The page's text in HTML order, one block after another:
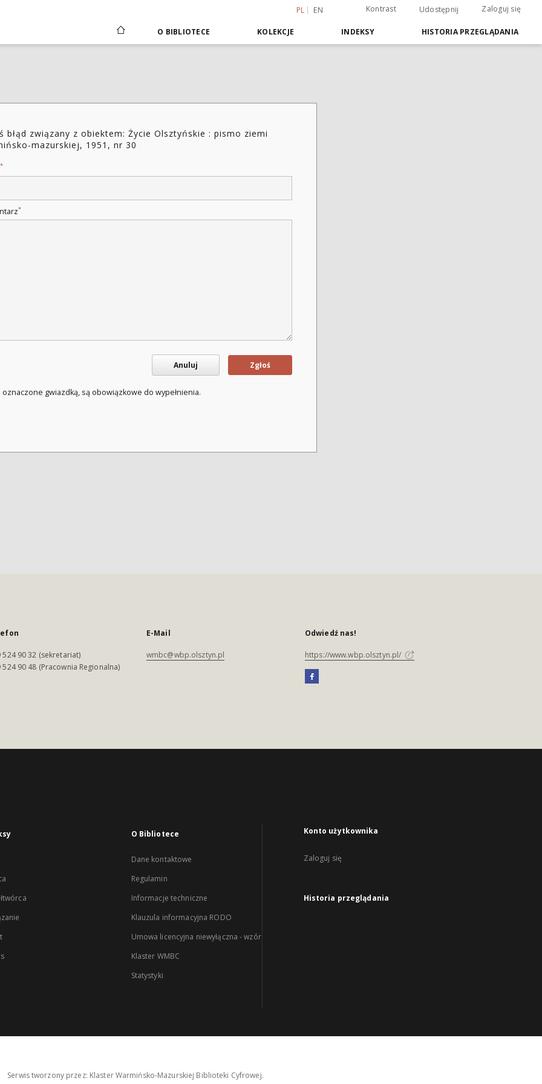
PL EN Kontrast Udostępnij Zaloguj się
O BIBLIOTECE KOLEKCJE INDEKSY HISTORIA PRZEGLĄDANIA
błąd związany z obiektem: Życie Olsztyńskie : pismo ziemi
mazurskiej, 1951, nr 30
*
*
Anuluj Zgłoś
oznaczone gwiazdką, są obowiązkowe do wypełnienia.
524 90 32 (sekretariat)
524 90 48 (Pracownia Regionalna)
E-Mail
wmbc@wbp.olsztyn.pl
Odwiedź nas!
https://www.wbp.olsztyn.pl/
O Bibliotece
Dane kontaktowe
Regulamin
Informacje techniczne
Klauzula informacyjna RODO
Umowa licencyjna niewyłączna - wzór
Klaster WMBC
Statystyki
Konto użytkownika
Zaloguj się
Historia przeglądania
Serwis tworzony przez: Klaster Warmińsko-Mazurskiej Biblioteki Cyfrowej.